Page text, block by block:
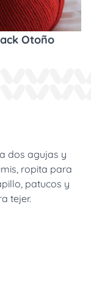
Otoño
dos agujas y
ropita para
patucos y
tejer.